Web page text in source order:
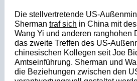
Die stellvertretende US-
Sherman traf sich in China mit
Wang Yi und anderen ranghohen
das zweite Treffen des US-
chinesischen Kollegen seit Joe
Amtseinführung. Sherman und
die Beziehungen zwischen den